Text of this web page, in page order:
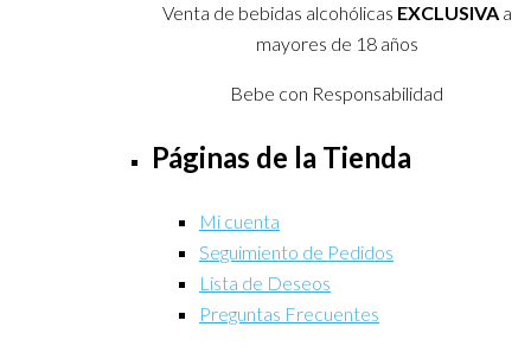
Venta de bebidas alcohólicas EXCLUSIVAa
mayores de 18 años
Bebe con Responsabilidad
Páginas de la Tienda
Mi cuenta
Seguimiento de Pedidos
Lista de Deseos
Preguntas Frecuentes